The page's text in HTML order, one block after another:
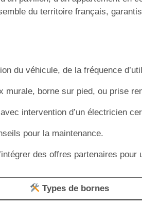
du territoire français,
du véhicule, de la fréquence
borne sur pied, ou prise
intervention d’un électricien
pour la maintenance.
des offres partenaires pour
Types de bornes